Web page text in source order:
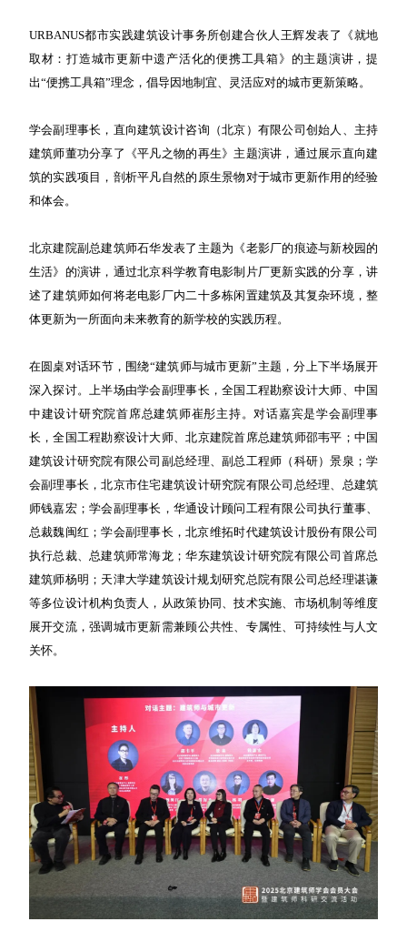
URBANUS都市实践建筑设计事务所创建合伙人王辉发表了《就地
取材：打造城市更新中遗产活化的便携工具箱》的主题演讲，提
出“便携工具箱”理念，倡导因地制宜、灵活应对的城市更新策略。
学会副理事长，直向建筑设计咨询（北京）有限公司创始人、主持
建筑师董功分享了《平凡之物的再生》主题演讲，通过展示直向建
筑的实践项目，剖析平凡自然的原生景物对于城市更新作用的经验
和体会。
北京建院副总建筑师石华发表了主题为《老影厂的痕迹与新校园的
生活》的演讲，通过北京科学教育电影制片厂更新实践的分享，讲
述了建筑师如何将老电影厂内二十多栋闲置建筑及其复杂环境，整
体更新为一所面向未来教育的新学校的实践历程。
在圆桌对话环节，围绕“建筑师与城市更新”主题，分上下半场展开
深入探讨。上半场由学会副理事长，全国工程勘察设计大师、中国
中建设计研究院首席总建筑师崔彤主持。对话嘉宾是学会副理事
长，全国工程勘察设计大师、北京建院首席总建筑师邵韦平；中国
建筑设计研究院有限公司副总经理、副总工程师（科研）景泉；学
会副理事长，北京市住宅建筑设计研究院有限公司总经理、总建筑
师钱嘉宏；学会副理事长，华通设计顾问工程有限公司执行董事、
总裁魏闽红；学会副理事长，北京维拓时代建筑设计股份有限公司
执行总裁、总建筑师常海龙；华东建筑设计研究院有限公司首席总
建筑师杨明；天津大学建筑设计规划研究总院有限公司总经理谌谦
等多位设计机构负责人，从政策协同、技术实施、市场机制等维度
展开交流，强调城市更新需兼顾公共性、专属性、可持续性与人文
关怀。